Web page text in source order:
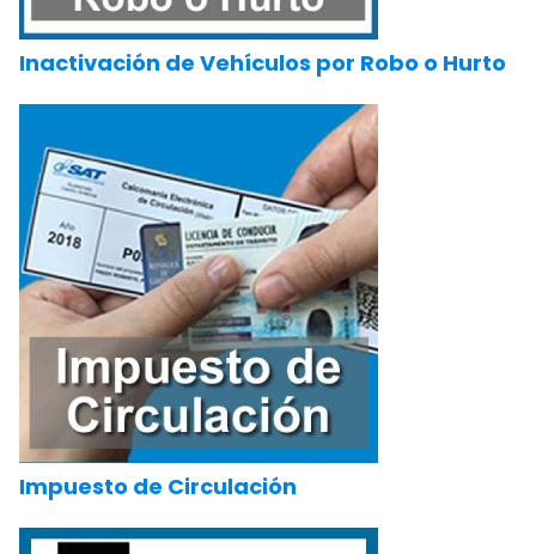
Inactivación de Vehículos por Robo o Hurto
Impuesto de Circulación